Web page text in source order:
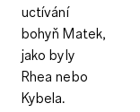
uctívání
bohyň Matek,
jako byly
Rhea nebo
Kybela.